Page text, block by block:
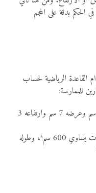
الحكم بدقة على الحجم
القاعدة الرياضية لحساب
للممارسة:
تمرين 1: احسب حجم صندوق طوله 12 سم وعرضه 7 سم وارتفاعه 3
تمرين 2: إذا كان حجم متوازي المستطيلات يساوي 600 سم³، وطوله